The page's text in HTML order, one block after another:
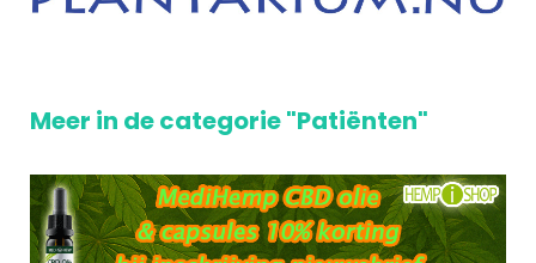
Meer in de categorie "Patiënten"